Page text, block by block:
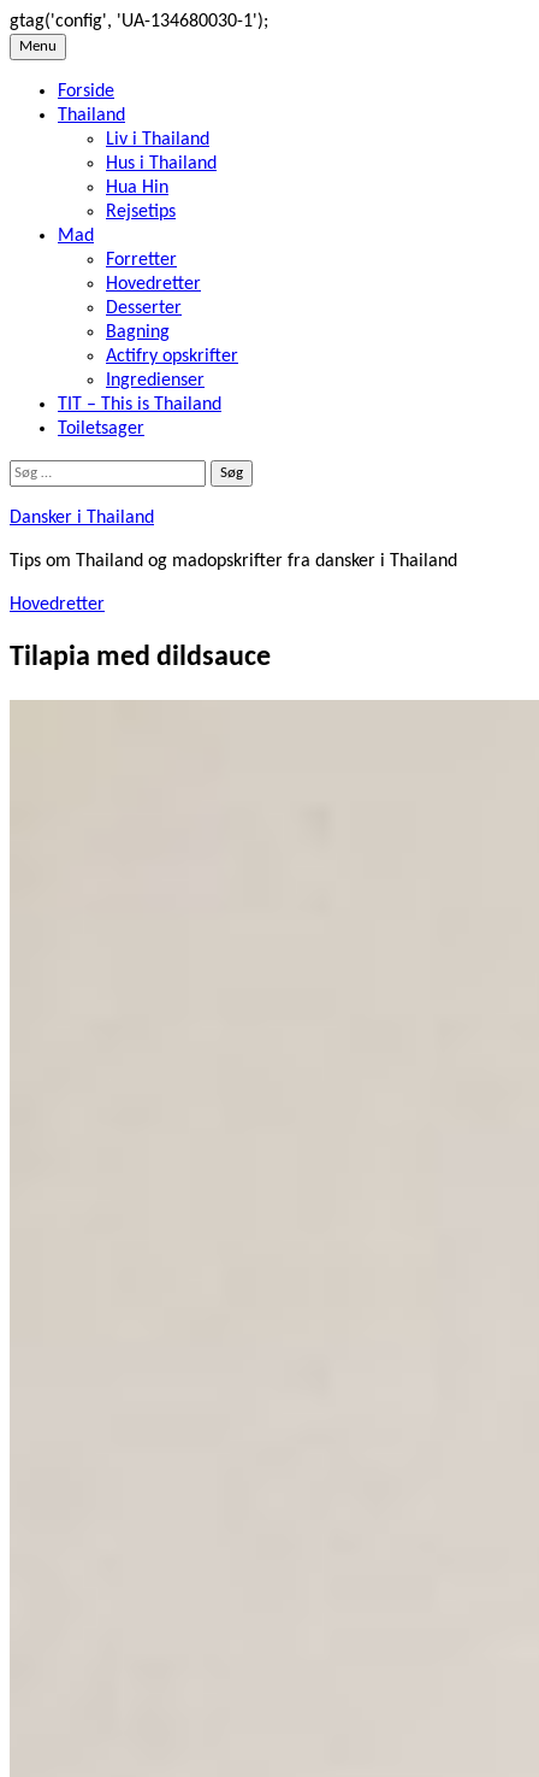
gtag('config', 'UA-134680030-1');
Skip
content
Menu
Forside
Thailand
Liv i Thailand
Hus i Thailand
Hua Hin
Rejsetips
Mad
Forretter
Hovedretter
Desserter
Bagning
Actifry opskrifter
Ingredienser
TIT – This is Thailand
Toiletsager
Søg
Dansker i Thailand
Tips om Thailand og madopskrifter fra dansker i Thailand
Hovedretter
Tilapia med dildsauce